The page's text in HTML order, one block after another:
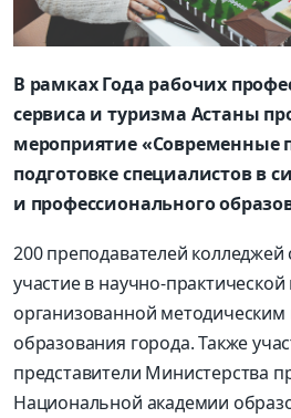
В рамках Года рабочих
сервиса и туризма Астаны
мероприятие «Современные
подготовке специалистов в
и профессионального
200 преподавателей
участие в научно-
организованной
образования города. Также
представители Министерства
Национальной академии